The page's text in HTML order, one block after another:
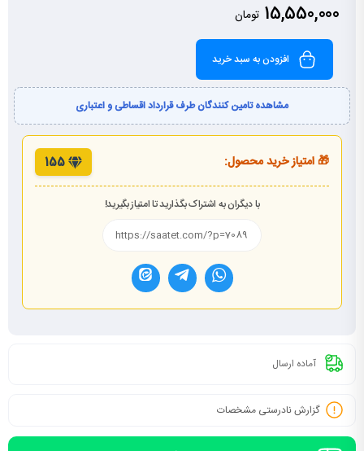
15,550,000 تومان
افزودن به سبد خرید
مشاهده تامین کنندگان طرف قرارداد اقساطی و اعتباری
🎁 امتیاز خرید محصول: 155
با دیگران به اشتراک بگذارید تا امتیاز بگیرید!
آماده ارسال
گزارش نادرستی مشخصات